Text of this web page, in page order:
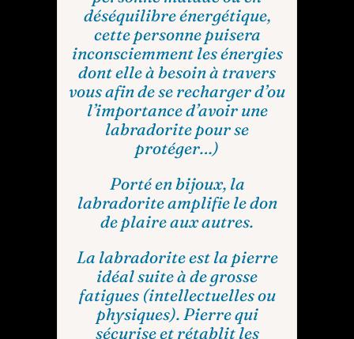
déséquilibre énergétique,
cette personne puisera
inconsciemment les énergies
dont elle à besoin à travers
vous afin de se recharger d’ou
l’importance d’avoir une
labradorite pour se
protéger…)
Porté en bijoux, la
labradorite amplifie le don
de plaire aux autres.
La labradorite est la pierre
idéal suite à de grosse
fatigues (intellectuelles ou
physiques). Pierre qui
sécurise et rétablit les